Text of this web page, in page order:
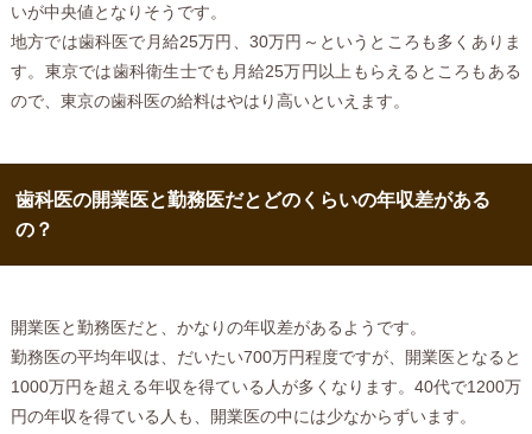
いが中央値となりそうです。
地方では歯科医で月給25万円、30万円～というところも多くありま
す。東京では歯科衛生士でも月給25万円以上もらえるところもある
ので、東京の歯科医の給料はやはり高いといえます。
歯科医の開業医と勤務医だとどのくらいの年収差がある
の？
開業医と勤務医だと、かなりの年収差があるようです。
勤務医の平均年収は、だいたい700万円程度ですが、開業医となると
1000万円を超える年収を得ている人が多くなります。40代で1200万
円の年収を得ている人も、開業医の中には少なからずいます。